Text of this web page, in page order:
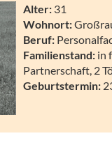
Alter: 31
Wohnort:
Beruf:
Familienstand: in
Partnerschaft, 2
Geburtstermin: